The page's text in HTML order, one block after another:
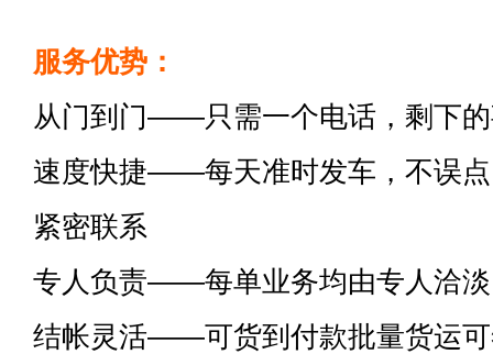
服务优势：
从门到门——只需一个电话，剩下
速度快捷——每天准时发车，不误
紧密联系
专人负责——每单业务均由专人洽
结帐灵活——可货到付款批量货运